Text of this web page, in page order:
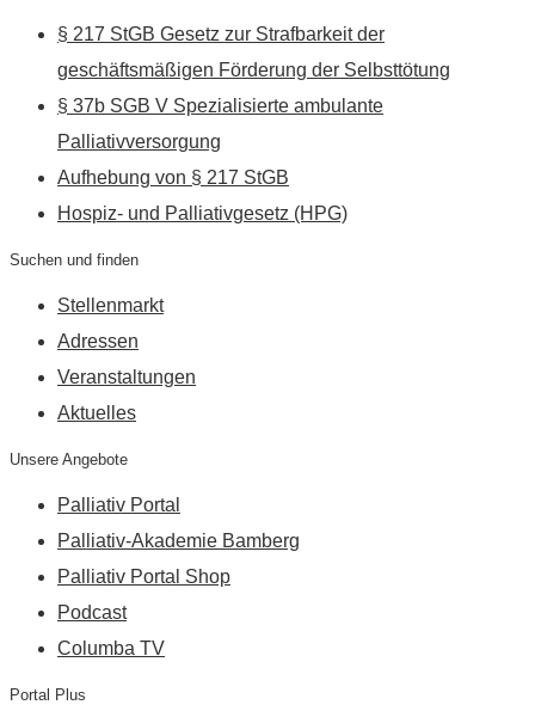
§ 217 StGB Gesetz zur Strafbarkeit der
geschäftsmäßigen Förderung der Selbsttötung
§ 37b SGB V Spezialisierte ambulante
Palliativversorgung
Aufhebung von § 217 StGB
Hospiz- und Palliativgesetz (HPG)
Suchen und finden
Stellenmarkt
Adressen
Veranstaltungen
Aktuelles
Unsere Angebote
Palliativ Portal
Palliativ-Akademie Bamberg
Palliativ Portal Shop
Podcast
Columba TV
Portal Plus